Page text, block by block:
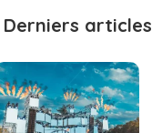
Derniers articles